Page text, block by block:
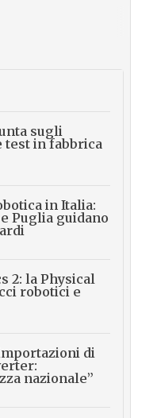
sugli
test in fabbrica
in Italia:
Puglia guidano
2: la Physical
robotici e
di
nazionale”